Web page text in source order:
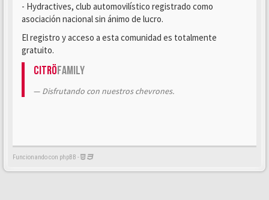
- Hydractives, club automovilístico registrado como
asociación nacional sin ánimo de lucro.
El registro y acceso a esta comunidad es totalmente
gratuito.
CitröFamily
Disfrutando con nuestros chevrones.
Funcionando con phpBB -